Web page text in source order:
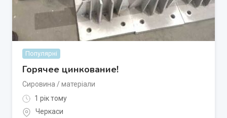
Популярні
Горячее цинкование!
Сировина / матеріали
1 рік тому
Черкаси